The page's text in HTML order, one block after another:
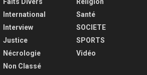
International
Interview
Justice
Nécrologie
Non Classé
Santé
SOCIETE
SPORTS
Vidéo